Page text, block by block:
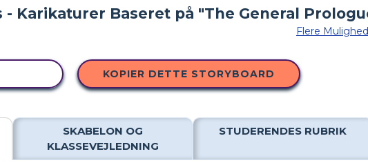
Flere
KOPIER DETTE STORYBOARD
SKABELON OG
KLASSEVEJLEDNING
STUDERENDES RUBRIK